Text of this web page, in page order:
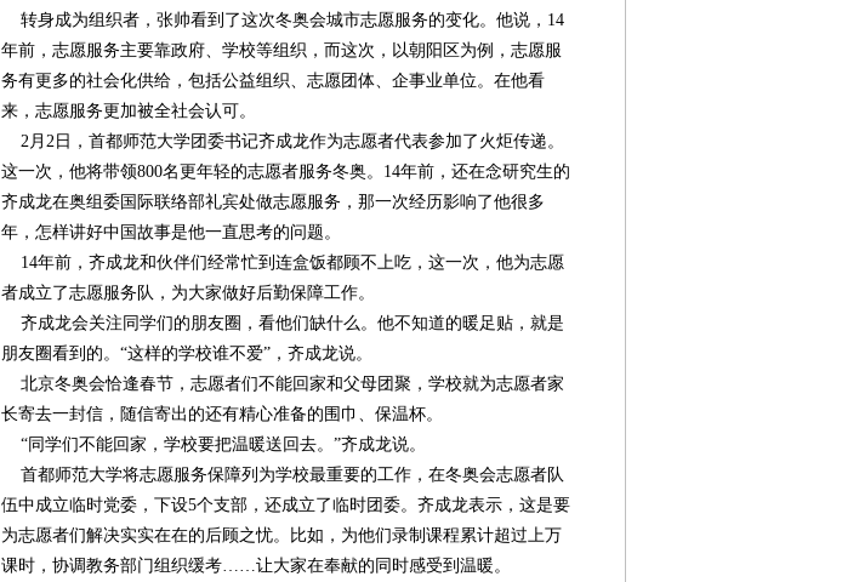
转身成为组织者，张帅看到了这次冬奥会城市志愿服务的变化。他说，14
年前，志愿服务主要靠政府、学校等组织，而这次，以朝阳区为例，志愿服
务有更多的社会化供给，包括公益组织、志愿团体、企事业单位。在他看
来，志愿服务更加被全社会认可。
2月2日，首都师范大学团委书记齐成龙作为志愿者代表参加了火炬传递。
这一次，他将带领800名更年轻的志愿者服务冬奥。14年前，还在念研究生的
齐成龙在奥组委国际联络部礼宾处做志愿服务，那一次经历影响了他很多
年，怎样讲好中国故事是他一直思考的问题。
14年前，齐成龙和伙伴们经常忙到连盒饭都顾不上吃，这一次，他为志愿
者成立了志愿服务队，为大家做好后勤保障工作。
齐成龙会关注同学们的朋友圈，看他们缺什么。他不知道的暖足贴，就是
朋友圈看到的。“这样的学校谁不爱”，齐成龙说。
北京冬奥会恰逢春节，志愿者们不能回家和父母团聚，学校就为志愿者家
长寄去一封信，随信寄出的还有精心准备的围巾、保温杯。
“同学们不能回家，学校要把温暖送回去。”齐成龙说。
首都师范大学将志愿服务保障列为学校最重要的工作，在冬奥会志愿者队
伍中成立临时党委，下设5个支部，还成立了临时团委。齐成龙表示，这是要
为志愿者们解决实实在在的后顾之忧。比如，为他们录制课程累计超过上万
课时，协调教务部门组织缓考……让大家在奉献的同时感受到温暖。